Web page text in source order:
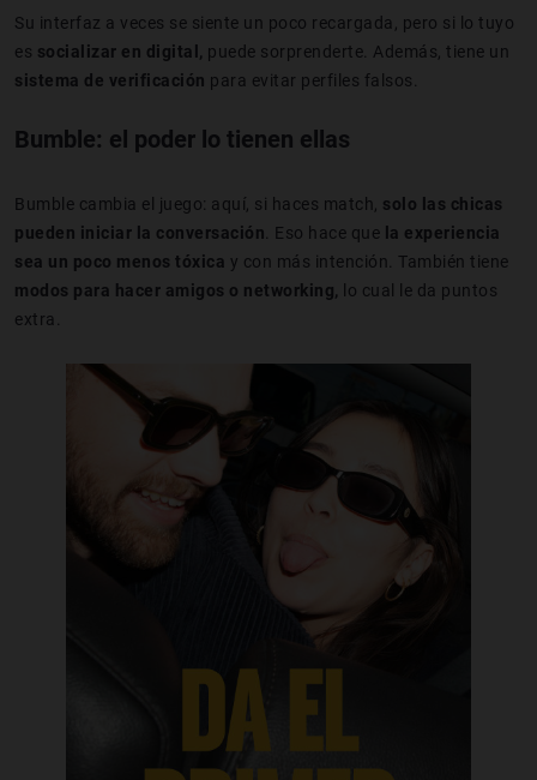
Su interfaz a veces se siente un poco recargada, pero si lo tuyo
es socializar en digital, puede sorprenderte. Además, tiene un
sistema de verificación para evitar perfiles falsos.
Bumble: el poder lo tienen ellas
Bumble cambia el juego: aquí, si haces match, solo las chicas
pueden iniciar la conversación. Eso hace que la experiencia
sea un poco menos tóxica y con más intención. También tiene
modos para hacer amigos o networking, lo cual le da puntos
extra.